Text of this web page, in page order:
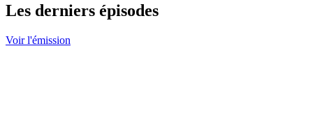
Les derniers épisodes
Voir l'émission